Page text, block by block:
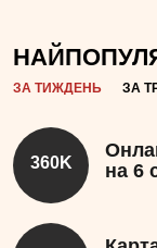
ЗА ТИЖДЕНЬ ЗА
360K
на 6